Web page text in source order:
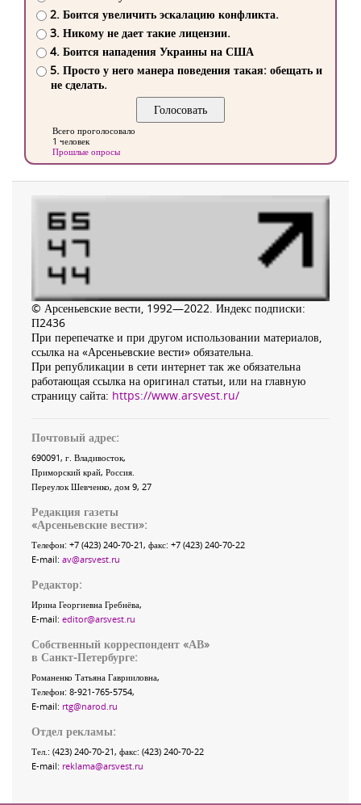
2. Боится увеличить эскалацию конфликта.
3. Никому не дает такие лицензии.
4. Боится нападения Украины на США
5. Просто у него манера поведения такая: обещать и
не сделать.
Всего проголосовало
1 человек
Прошлые опросы
© Арсеньевские вести, 1992—2022. Индекс подписки:
П2436
При перепечатке и при другом использовании материалов,
ссылка на «Арсеньевские вести» обязательна.
При републикации в сети интернет так же обязательна
работающая ссылка на оригинал статьи, или на главную
страницу сайта: https://www.arsvest.ru/
Почтовый адрес:
690091, г. Владивосток,
Приморский край, Россия
Переулок Шевченко, дом 9, 27
Редакция газеты
«Арсеньевские вести»:
Телефон: +7 (423) 240-70-21, факс: +7 (423) 240-70-22
E-mail: av@arsvest.ru
Редактор:
Ирина Георгиевна Гребнёва,
E-mail: editor@arsvest.ru
Собственный корреспондент «АВ»
в Санкт-Петербурге:
Романенко Татьяна Гаврииловна,
Телефон: 8-921-765-5754,
E-mail: rtg@narod.ru
Отдел рекламы:
Тел.: (423) 240-70-21, факс: (423) 240-70-22
E-mail: reklama@arsvest.ru